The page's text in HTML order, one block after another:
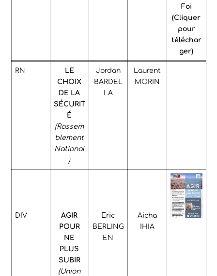
Foi
(Cliquer
pour
téléchar
ger)
RN
LE
CHOIX
DE LA
SÉCURIT
É
(Rassem
blement
National
)
Jordan
BARDEL
LA
Laurent
MORIN
DIV
AGIR
POUR
NE
PLUS
SUBIR
(Union
Eric
BERLING
EN
Aicha
IHIA